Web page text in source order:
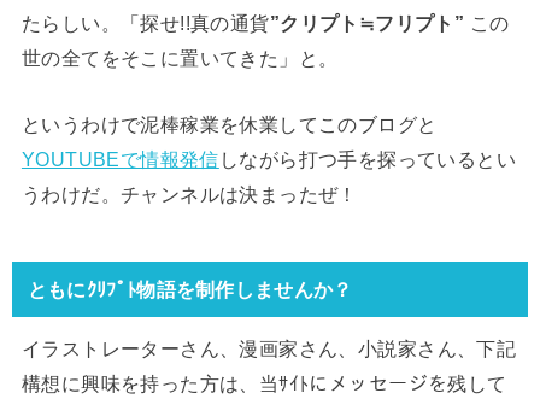
たらしい。「探せ!!真の通貨”クリプト≒フリプト” この
世の全てをそこに置いてきた」と。
というわけで泥棒稼業を休業してこのブログと
YOUTUBEで情報発信 しながら打つ手を探っているとい
うわけだ。チャンネルは決まったぜ！
ともにｸﾘﾌﾟﾄ物語を制作しませんか？
イラストレーターさん、漫画家さん、小説家さん、下記
構想に興味を持った方は、当ｻｲﾄにメッセージを残して